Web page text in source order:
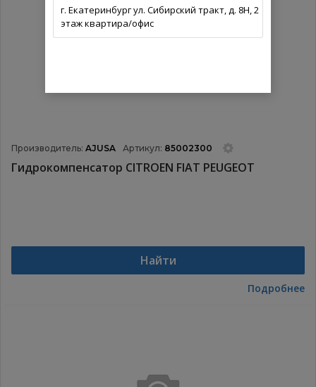
Производитель: AJUSA Артикул: 85002300
Гидрокомпенсатор CITROEN FIAT PEUGEOT
Найти
Подробнее
г. Екатеринбург ул. Сибирский тракт, д. 8Н, 2
этаж квартира/офис